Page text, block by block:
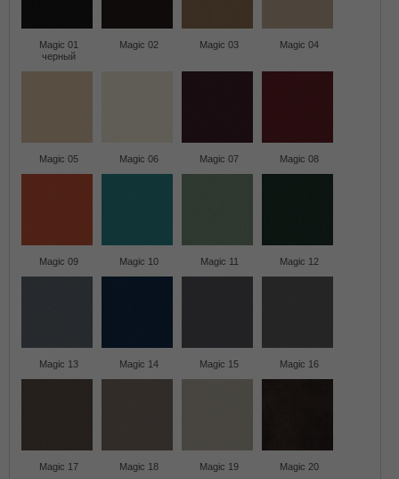
Magic 01
черный
Magic 02 Magic 03 Magic 04
Magic 05 Magic 06 Magic 07 Magic 08
Magic 09 Magic 10 Magic 11 Magic 12
Magic 13 Magic 14 Magic 15 Magic 16
Magic 17 Magic 18 Magic 19 Magic 20